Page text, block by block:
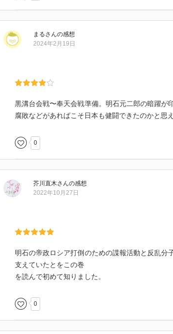
まるさんの感想
2024年2月19日
黒溝台会戦〜奉天会戦準備。明石元二郎の暗躍が
腐敗などがあればこそ日本も健闘できたのかと思え
0
芥川直木さんの感想
2022年10月27日
明石の帝政ロシア打倒のための諜報活動と反乱分
支えていたとをこの巻
を読んで初めて知りました。
0